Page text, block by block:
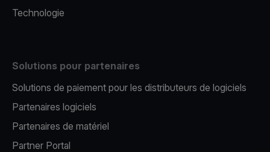
Technologie
Solutions pour partenaires
Solutions de paiement pour les distributeurs de logiciels
Partenaires logiciels
Partenaires de matériel
Partner Portal